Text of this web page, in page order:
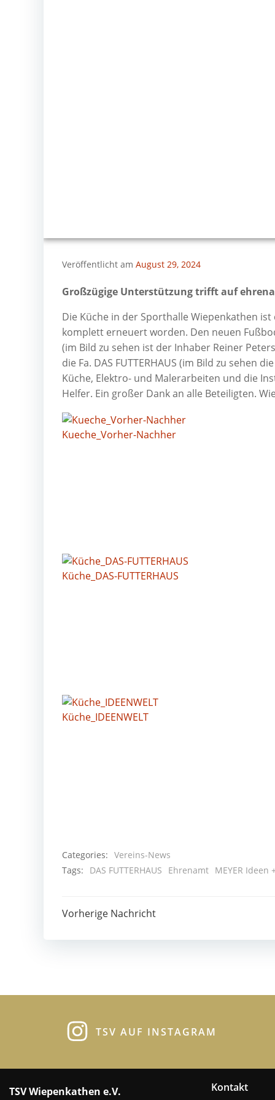
Veröffentlicht am August 29, 2024
Großzügige Unterstützung trifft auf
Die Küche in der Sporthalle Wiepenkathen
komplett erneuert worden. Den neuen
(im Bild zu sehen ist der Inhaber Reiner
die Fa. DAS FUTTERHAUS (im Bild zu sehen
Küche, Elektro- und Malerarbeiten und die
Helfer. Ein großer Dank an alle Beteiligten.
Kueche_Vorher-Nachher
Küche_DAS-FUTTERHAUS
Küche_IDEENWELT
Categories: Vereins-News
Tags:
DAS FUTTERHAUS Ehrenamt MEYER Ideen
Post
navigation
Vorherige Nachricht
TSV AUF INSTAGRAM
TSV Wiepenkathen e.V. Kontakt